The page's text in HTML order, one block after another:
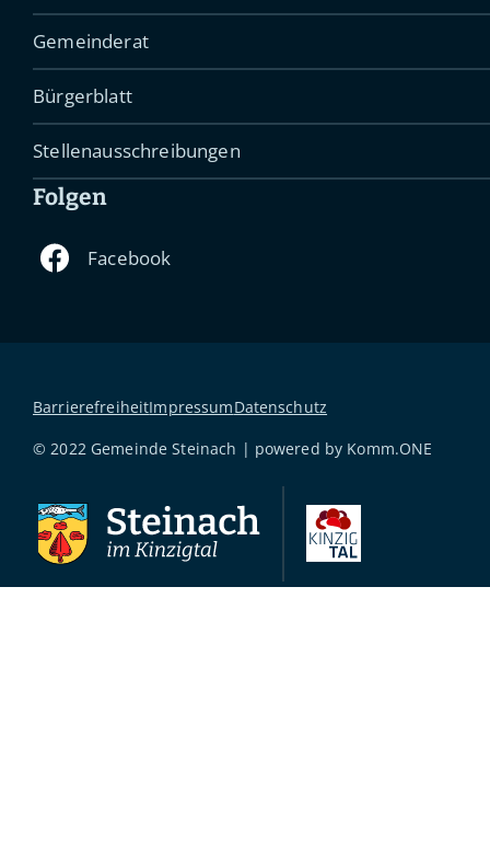
Gemeinderat
Bürgerblatt
Stellenausschreibungen
Folgen
BarrierefreiheitImpressumDatenschutz
© 2022 Gemeinde Steinach | powered by Komm.ONE